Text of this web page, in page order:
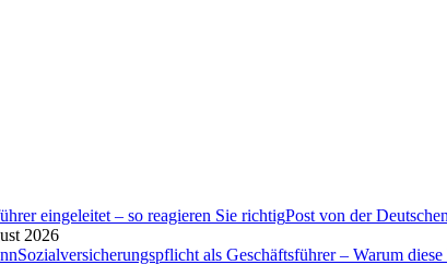
Post von der
2026
Sozialversicherungspflicht als Geschäftsführer – Warum